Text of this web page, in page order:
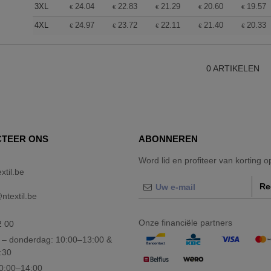
3XL € 24.04 € 22.83 € 21.29 € 20.60 € 19.57
4XL € 24.97 € 23.72 € 22.11 € 21.40 € 20.33
0 ARTIKELEN
ONS
00
donderdag: 10:00–13:00 &
ABONNEREN
Word lid en profiteer van korting
Onze financiële partners